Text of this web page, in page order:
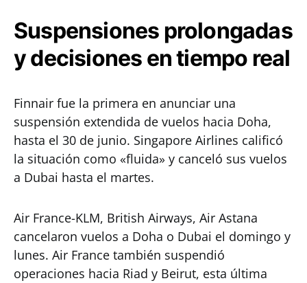
Suspensiones prolongadas
y decisiones en tiempo real
Finnair fue la primera en anunciar una
suspensión extendida de vuelos hacia Doha,
hasta el 30 de junio. Singapore Airlines calificó
la situación como «fluida» y canceló sus vuelos
a Dubai hasta el martes.
Air France-KLM, British Airways, Air Astana
cancelaron vuelos a Doha o Dubai el domingo y
lunes. Air France también suspendió
operaciones hacia Riad y Beirut, esta última